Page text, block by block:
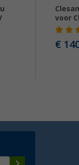
voor
€